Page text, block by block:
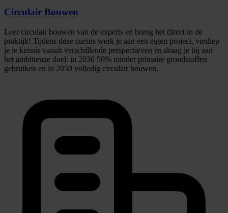
Circulair Bouwen
Leer circulair bouwen van de experts en breng het direct in de
praktijk! Tijdens deze cursus werk je aan een eigen project, verdiep
je je kennis vanuit verschillende perspectieven en draag je bij aan
het ambitieuze doel: in 2030 50% minder primaire grondstoffen
gebruiken en in 2050 volledig circulair bouwen.